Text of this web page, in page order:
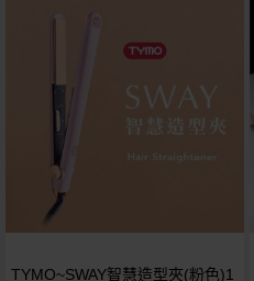
TYMO~SWAY智慧造型夾(粉色)1